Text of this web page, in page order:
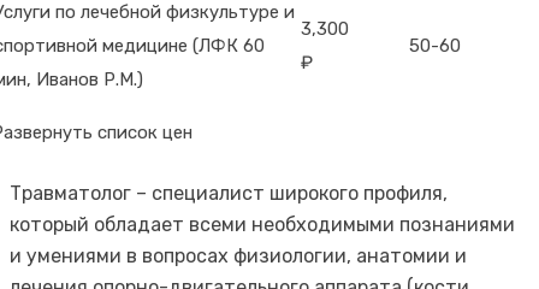
по лечебной физкультуре и
медицине (ЛФК 60
Иванов Р.М.)
3,300
₽
50-60
список цен
Травматолог – специалист широкого профиля,
который обладает всеми необходимыми познаниями
и умениями в вопросах физиологии, анатомии и